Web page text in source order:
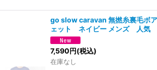
go slow caravan 無撚糸裏毛ボ
ェット ネイビー メンズ 人気
7,590円(税込)
在庫なし